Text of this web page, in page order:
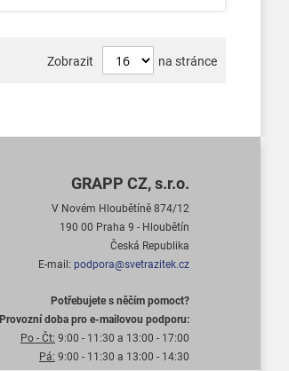
Zobrazit na stránce
GRAPP CZ, s.r.o.
V Novém Hloubětíně 874/12
190 00 Praha 9 - Hloubětín
Česká Republika
E-mail: podpora@svetrazitek.cz
Potřebujete s něčím pomoct?
Provozní doba pro e-mailovou podporu:
Po - Čt: 9:00 - 11:30 a 13:00 - 17:00
Pá: 9:00 - 11:30 a 13:00 - 14:30